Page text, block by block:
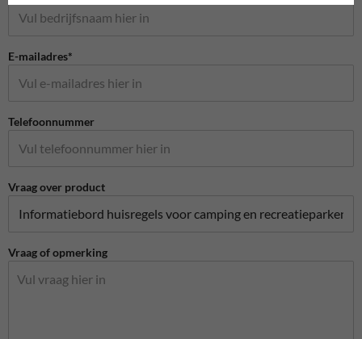
E-mailadres*
Telefoonnummer
Vraag over product
Vraag of opmerking